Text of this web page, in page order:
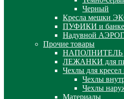
Черный
Кресла мешки
ПУФИКИ и
Надувной
Прочие товары
НАПОЛНИТЕЛЬ
ЛЕЖАНКИ для
Чехлы для
Чехлы
Чехлы
Материалы